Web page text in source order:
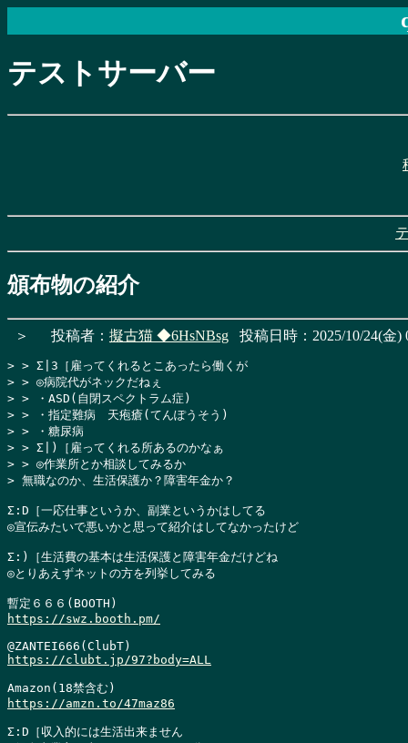
テストサーバー
頒布物の紹介
＞ 投稿者： 擬古猫 ◆6HsNBsg 投稿日時：2025/10/24(金)
> > Σ|3［雇ってくれるとこあったら働くが
> > ◎病院代がネックだねぇ
> > ・ASD(自閉スペクトラム症)
> > ・指定難病　天疱瘡(てんぽうそう)
> > ・糖尿病
> > Σ|)［雇ってくれる所あるのかなぁ
> > ◎作業所とか相談してみるか
> 無職なのか、生活保護か？障害年金か？
Σ:D［一応仕事というか、副業というかはしてる
◎宣伝みたいで悪いかと思って紹介はしてなかったけど
Σ:)［生活費の基本は生活保護と障害年金だけどね
◎とりあえずネットの方を列挙してみる
https://swz.booth.pm/
https://clubt.jp/97?body=ALL
https://amzn.to/47maz86
Σ:D［収入的には生活出来ません